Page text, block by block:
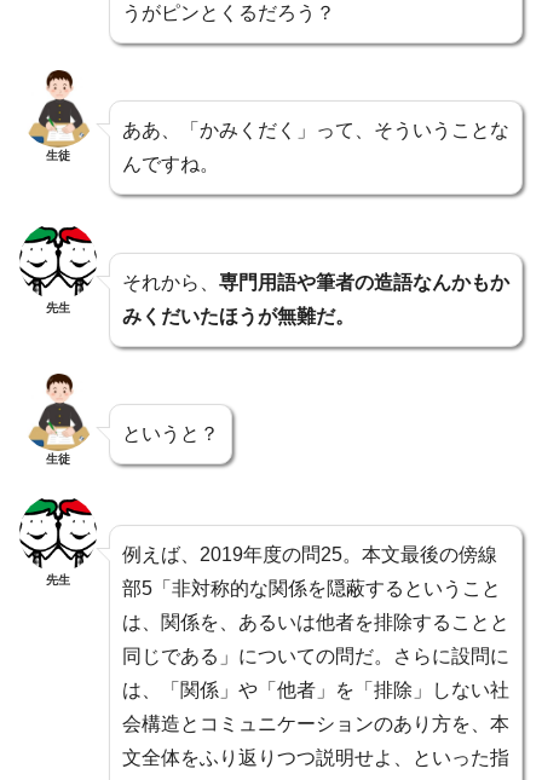
うがピンとくるだろう？
生徒
ああ、「かみくだく」って、そういうことな
んですね。
先生
それから、 専門用語や筆者の造語なんかもか
みくだいたほうが無難だ。
生徒
というと？
先生
例えば、2019年度の問25。本文最後の傍線
部5「非対称的な関係を隠蔽するということ
は、関係を、あるいは他者を排除することと
同じである」についての問だ。さらに設問に
は、「関係」や「他者」を「排除」しない社
会構造とコミュニケーションのあり方を、本
文全体をふり返りつつ説明せよ、といった指